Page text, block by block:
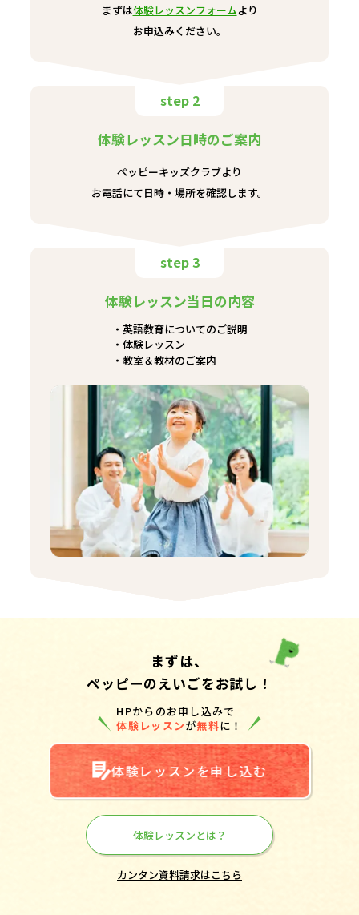
まずは体験レッスンフォームより
お申込みください。
step 2
体験レッスン日時のご案内
ペッピーキッズクラブより
お電話にて日時・場所を確認します。
step 3
体験レッスン当日の内容
英語教育についてのご説明
体験レッスン
教室＆教材のご案内
まずは、
ペッピーのえいごをお試し！
HPからのお申し込みで
体験レッスンが無料に！
体験レッスンを申し込む
体験レッスンとは？
カンタン資料請求はこちら